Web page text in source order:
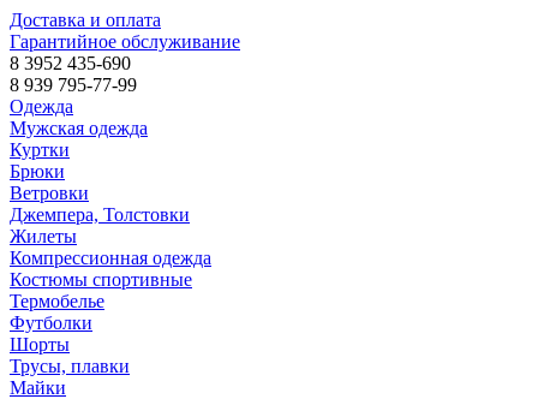
Доставка и оплата
Гарантийное обслуживание
8 3952 435-690
8 939 795-77-99
Одежда
Мужская одежда
Куртки
Брюки
Ветровки
Джемпера, Толстовки
Жилеты
Компрессионная одежда
Костюмы спортивные
Термобелье
Футболки
Шорты
Трусы, плавки
Майки